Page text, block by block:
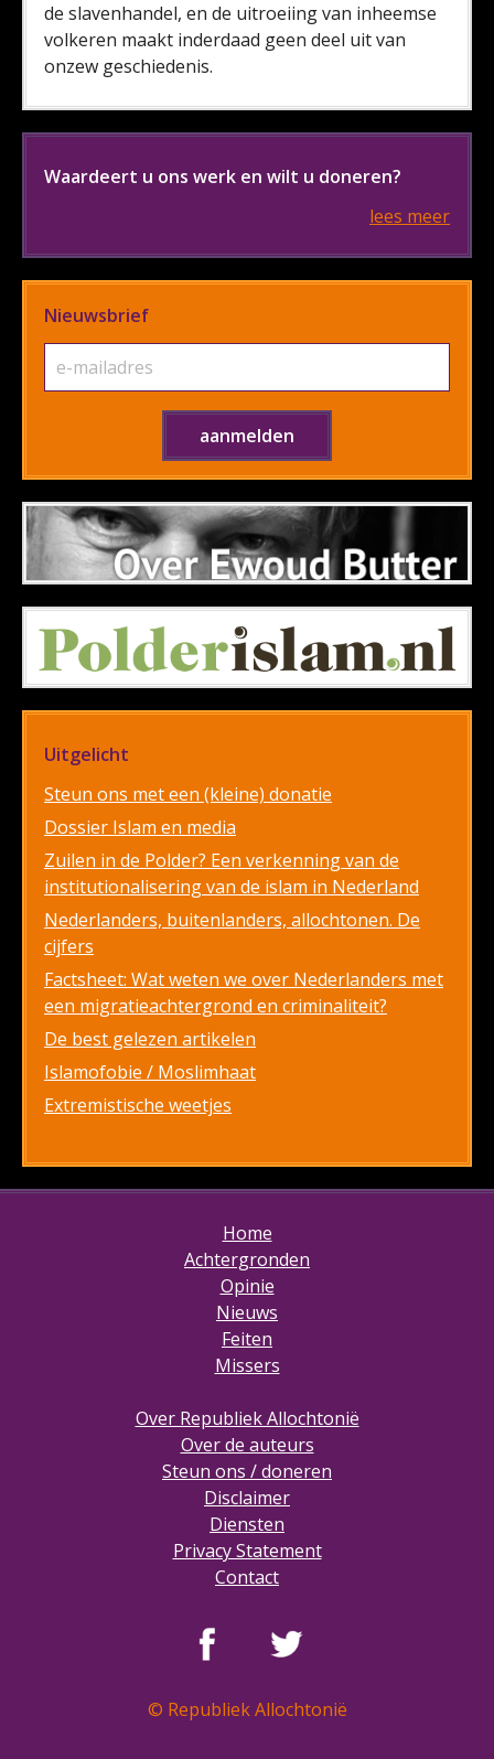
de slavenhandel, en de uitroeiing van inheemse
volkeren maakt inderdaad geen deel uit van
onzew geschiedenis.
Waardeert u ons werk en wilt u doneren?
lees meer
Nieuwsbrief
Uitgelicht
Steun ons met een (kleine) donatie
Dossier Islam en media
Zuilen in de Polder? Een verkenning van de
institutionalisering van de islam in Nederland
Nederlanders, buitenlanders, allochtonen. De
cijfers
Factsheet: Wat weten we over Nederlanders met
een migratieachtergrond en criminaliteit?
De best gelezen artikelen
Islamofobie / Moslimhaat
Extremistische weetjes
Home
Achtergronden
Opinie
Nieuws
Feiten
Missers
Over Republiek Allochtonië
Over de auteurs
Steun ons / doneren
Disclaimer
Diensten
Privacy Statement
Contact
© Republiek Allochtonië